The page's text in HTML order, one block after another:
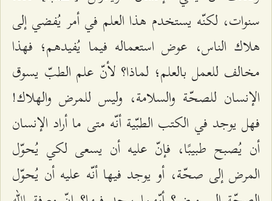
سنوات، لكنّه يستخدم هذا العلم في أمر يُفضي إلى
هلاك الناس، عوض استعماله فيما يُفيدهم؛ فهذا
مخالف للعمل بالعلم؛ لماذا؟ لأنّ علم الطبّ يسوق
الإنسان للصحّة والسلامة، وليس للمرض والهلاك!
فهل يوجد في الكتب الطبّية أنّه متى ما أراد الإنسان
أن يُصبح طبيبًا، فإنّ عليه أن يسعى لكي يُحوّل
المرض إلى صحّة، أو يوجد فيها أنّه عليه أن يُحوّل